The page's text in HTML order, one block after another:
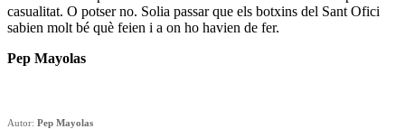
casualitat. O potser no. Solia passar que els botxins del Sant Ofici
sabien molt bé què feien i a on ho havien de fer.
Pep Mayolas
Autor: Pep Mayolas